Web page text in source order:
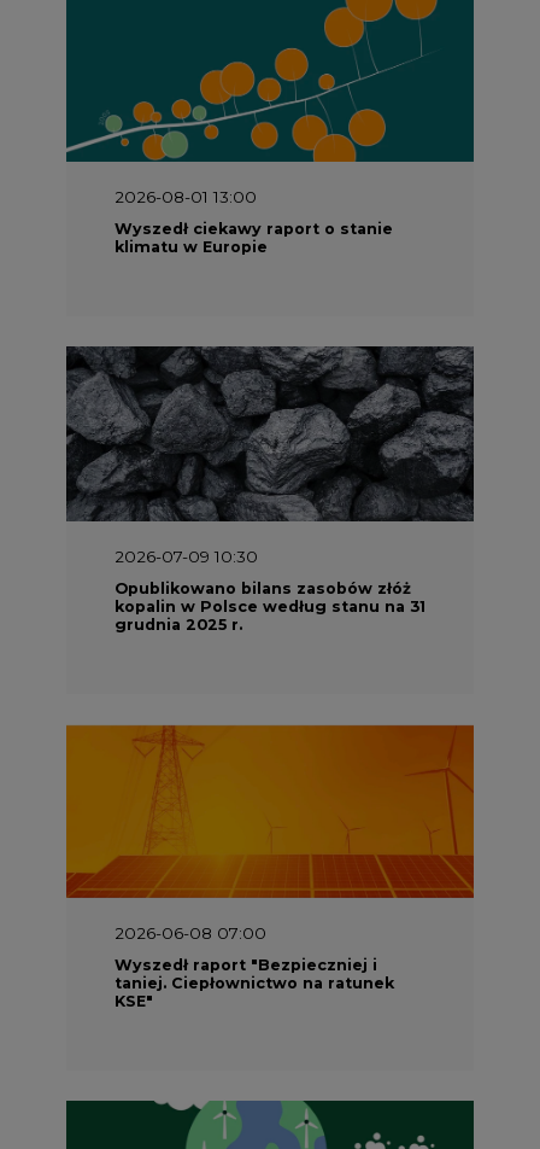
2026-08-01 13:00
Wyszedł ciekawy raport o stanie
klimatu w Europie
2026-07-09 10:30
Opublikowano bilans zasobów złóż
kopalin w Polsce według stanu na 31
grudnia 2025 r.
2026-06-08 07:00
Wyszedł raport "Bezpieczniej i
taniej. Ciepłownictwo na ratunek
KSE"